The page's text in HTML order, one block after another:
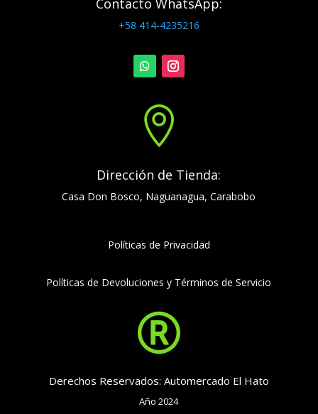
Contacto WhatsApp:
+58 414-4235216

Dirección de Tienda:
Casa Don Bosco, Naguanagua, Carabobo
Políticas de Privacidad
Políticas de Devoluciones y Términos de Servicio

Derechos Reservados: Automercado El Hato
Año 2024